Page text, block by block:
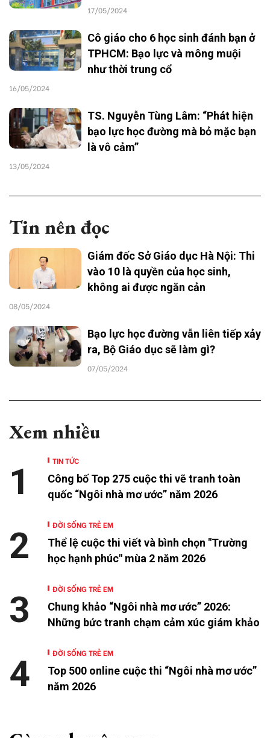
17/05/2024
Cô giáo cho 6 học sinh đánh bạn ở
TPHCM: Bạo lực và mông muội
như thời trung cổ
16/05/2024
TS. Nguyễn Tùng Lâm: “Phát hiện
bạo lực học đường mà bỏ mặc bạn
là vô cảm”
13/05/2024
Tin nên đọc
Giám đốc Sở Giáo dục Hà Nội: Thi
vào 10 là quyền của học sinh,
không ai được ngăn cản
08/05/2024
Bạo lực học đường vẫn liên tiếp xảy
ra, Bộ Giáo dục sẽ làm gì?
07/05/2024
Xem nhiều
TIN TỨC
Công bố Top 275 cuộc thi vẽ tranh toàn
quốc “Ngôi nhà mơ ước” năm 2026
1
ĐỜI SỐNG TRẺ EM
Thể lệ cuộc thi viết và bình chọn "Trường
học hạnh phúc" mùa 2 năm 2026
2
ĐỜI SỐNG TRẺ EM
Chung khảo “Ngôi nhà mơ ước” 2026:
Những bức tranh chạm cảm xúc giám khảo
3
ĐỜI SỐNG TRẺ EM
Top 500 online cuộc thi “Ngôi nhà mơ ước”
năm 2026
4